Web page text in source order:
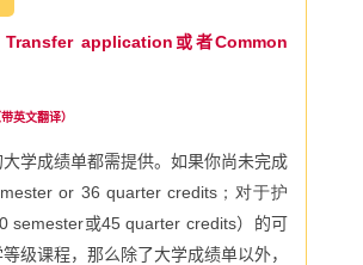
Transfer application或者Common
英文翻译）
学成绩单都需提供。如果你尚未完成
or 36 quarter credits；对于护
semester或45 quarter credits）的可
级课程，那么除了大学成绩单以外，